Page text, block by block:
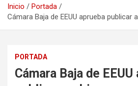
Inicio
Portada
Cámara Baja de EEUU aprueba publicar
PORTADA
Cámara Baja de